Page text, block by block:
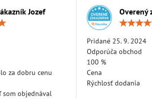
Jozef
za dobru cenu
objednával
Overený
Pridané 25. 9. 2024
Odporúča obchod
100 %
Cena
Rýchlosť dodania